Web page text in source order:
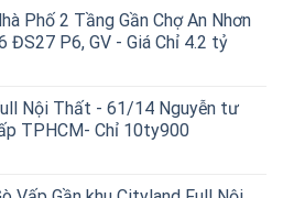
Phố 2 Tầng Gần Chợ An Nhơn
ĐS27 P6, GV - Giá Chỉ 4.2 tỷ
Nội Thất - 61/14 Nguyễn tư
TPHCM- Chỉ 10ty900